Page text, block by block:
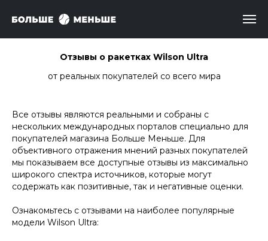
Отзывы о ракетках Wilson Ultra
от реальных покупателей со всего мира
Все отзывы являются реальными и собраны с
нескольких международных порталов специально для
покупателей магазина Больше Меньше. Для
объективного отражения мнений разных покупателей
мы показываем все доступные отзывы из максимально
широкого спектра источников, которые могут
содержать как позитивные, так и негативные оценки.
Ознакомьтесь с отзывами на наиболее популярные
модели Wilson Ultra: